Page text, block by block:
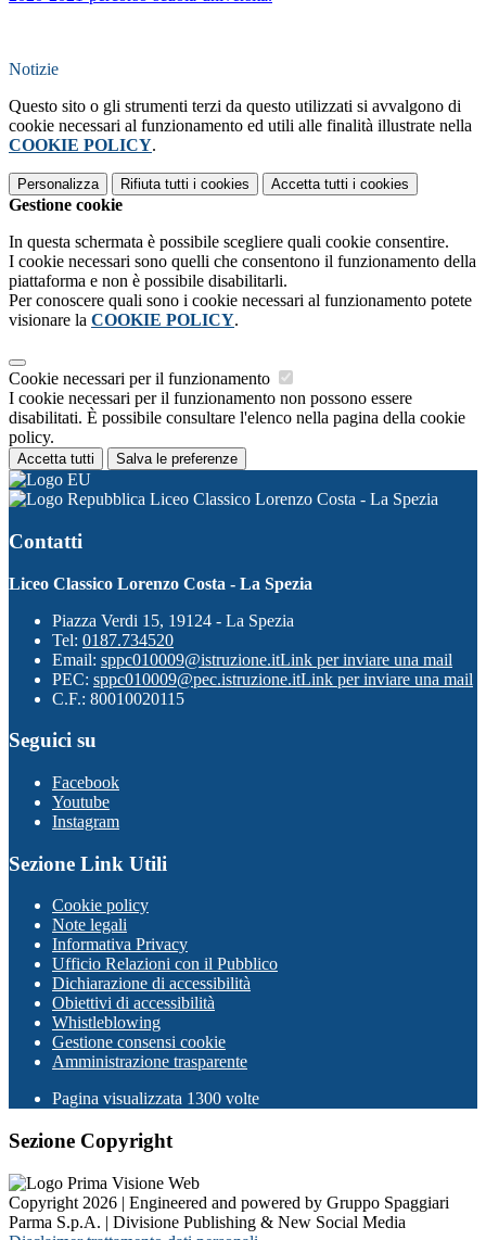
Notizie
Questo sito o gli strumenti terzi da questo utilizzati si avvalgono di
cookie necessari al funzionamento ed utili alle finalità illustrate nella
COOKIE POLICY.
Personalizza Rifiuta tutti i cookies Accetta tutti i cookies
Gestione cookie
In questa schermata è possibile scegliere quali cookie consentire.
I cookie necessari sono quelli che consentono il funzionamento della
piattaforma e non è possibile disabilitarli.
Per conoscere quali sono i cookie necessari al funzionamento potete
visionare la COOKIE POLICY.
Cookie necessari per il funzionamento
I cookie necessari per il funzionamento non possono essere
disabilitati. È possibile consultare l'elenco nella pagina della cookie
policy.
Accetta tutti Salva le preferenze
Liceo Classico Lorenzo Costa - La Spezia
Contatti
Liceo Classico Lorenzo Costa - La Spezia
Piazza Verdi 15, 19124 - La Spezia
Tel: 0187.734520
Email: sppc010009@istruzione.itLink per inviare una mail
PEC: sppc010009@pec.istruzione.itLink per inviare una mail
C.F.: 80010020115
Seguici su
Facebook
Youtube
Instagram
Sezione Link Utili
Cookie policy
Note legali
Informativa Privacy
Ufficio Relazioni con il Pubblico
Dichiarazione di accessibilità
Obiettivi di accessibilità
Whistleblowing
Gestione consensi cookie
Amministrazione trasparente
Pagina visualizzata 1300 volte
Sezione Copyright
Copyright 2026 | Engineered and powered by Gruppo Spaggiari
Parma S.p.A. | Divisione Publishing & New Social Media